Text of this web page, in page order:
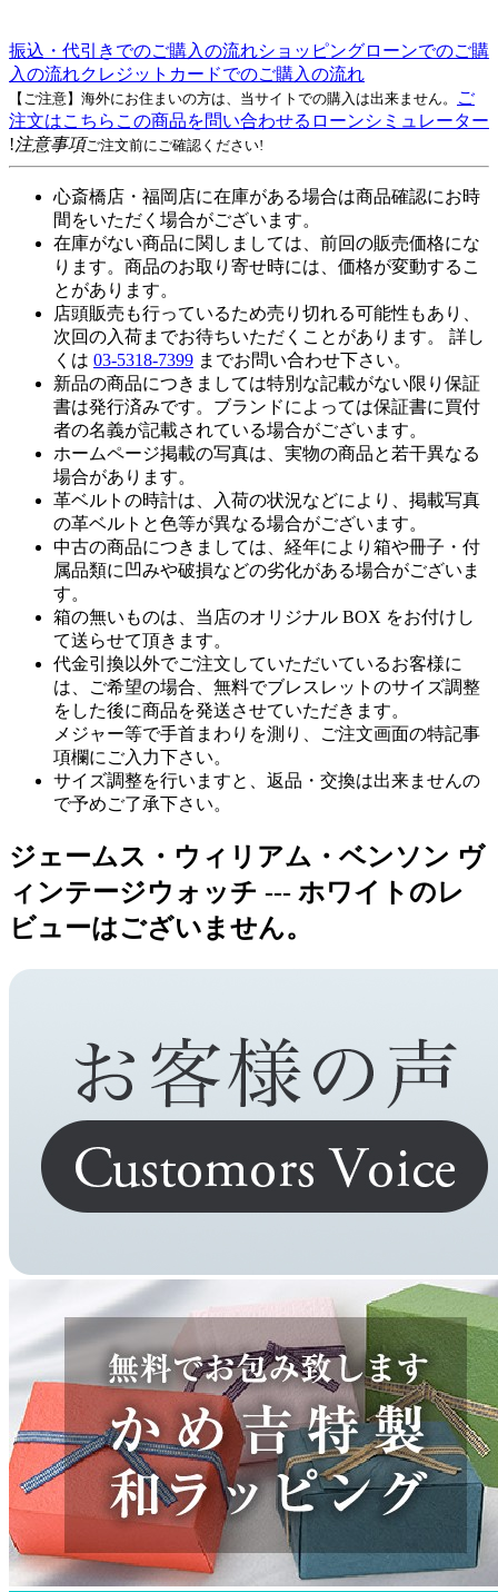
振込・代引きでのご購入の流れショッピングローンでのご購
入の流れクレジットカードでのご購入の流れ
【ご注意】海外にお住まいの方は、当サイトでの購入は出来ません。
ご
注文はこちら この商品を問い合わせる ローンシミュレーター
!注意事項ご注文前にご確認ください!
心斎橋店・福岡店に在庫がある場合は商品確認にお時
間をいただく場合がございます。
在庫がない商品に関しましては、前回の販売価格にな
ります。商品のお取り寄せ時には、価格が変動するこ
とがあります。
店頭販売も行っているため売り切れる可能性もあり、
次回の入荷までお待ちいただくことがあります。 詳し
くは 03-5318-7399 までお問い合わせ下さい。
新品の商品につきましては特別な記載がない限り保証
書は発行済みです。ブランドによっては保証書に買付
者の名義が記載されている場合がございます。
ホームページ掲載の写真は、実物の商品と若干異なる
場合があります。
革ベルトの時計は、入荷の状況などにより、掲載写真
の革ベルトと色等が異なる場合がございます。
中古の商品につきましては、経年により箱や冊子・付
属品類に凹みや破損などの劣化がある場合がございま
す。
箱の無いものは、当店のオリジナル BOX をお付けし
て送らせて頂きます。
代金引換以外でご注文していただいているお客様に
は、ご希望の場合、無料でブレスレットのサイズ調整
をした後に商品を発送させていただきます。
メジャー等で手首まわりを測り、ご注文画面の特記事
項欄にご入力下さい。
サイズ調整を行いますと、返品・交換は出来ませんの
で予めご了承下さい。
ジェームス・ウィリアム・ベンソン ヴ
ィンテージウォッチ --- ホワイトのレ
ビューはございません。